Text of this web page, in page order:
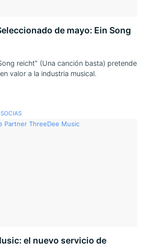
de mayo: Ein Song
reicht" (Una canción basta) pretende
valor a la industria musical.
SOCIAS
el nuevo servicio de